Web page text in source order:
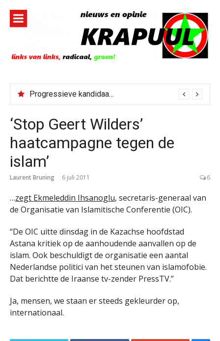
inhoud
Progressieve kandidaat El-Sayed senaatskandidaat Michigan
‘Stop Geert Wilders’
haatcampagne tegen de
islam’
Laurent Bruning 6 juli 2011 6
…zegt Ekmeleddin Ihsanoglu, secretaris-generaal van
de Organisatie van Islamitische Conferentie (OIC).
“De OIC uitte dinsdag in de Kazachse hoofdstad
Astana kritiek op de aanhoudende aanvallen op de
islam. Ook beschuldigt de organisatie een aantal
Nederlandse politici van het steunen van islamofobie.
Dat berichtte de Iraanse tv-zender PressTV.”
Ja, mensen, we staan er steeds gekleurder op,
internationaal.